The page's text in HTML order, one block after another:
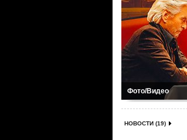
Фото/Видео
НОВОСТИ (19)